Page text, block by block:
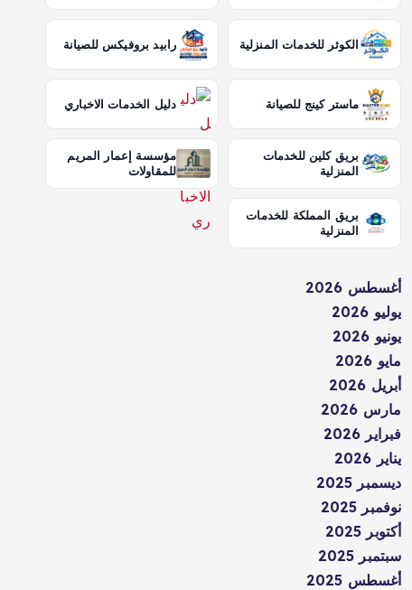
الكوثر للخدمات المنزلية رابيد بروفيكس للصيانة
ماستر كينج للصيانة دليل الخدمات الاخباري
بريق كلين للخدمات
المنزلية
مؤسسة إعمار المريم
للمقاولات
بريق المملكة للخدمات
المنزلية
أغسطس 2026
يوليو 2026
يونيو 2026
مايو 2026
أبريل 2026
مارس 2026
فبراير 2026
يناير 2026
ديسمبر 2025
نوفمبر 2025
أكتوبر 2025
سبتمبر 2025
أغسطس 2025